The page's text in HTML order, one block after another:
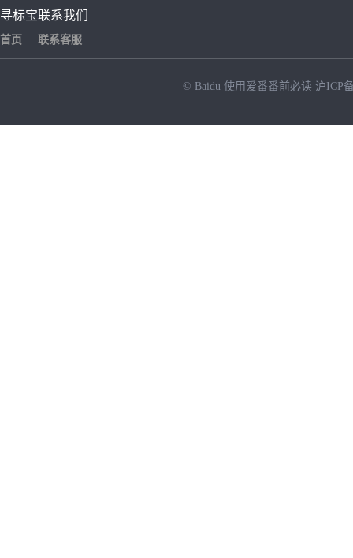
寻标宝
首页
联系我们
联系客服
© Baidu 使用爱番番前必读 沪ICP